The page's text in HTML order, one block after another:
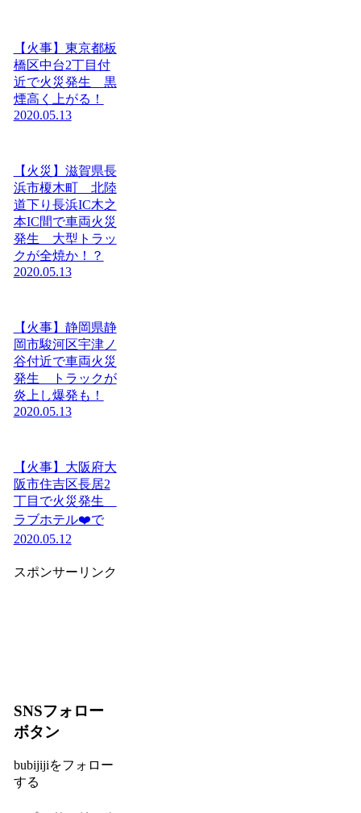
【火事】東京都板
橋区中台2丁目付
近で火災発生 黒
煙高く上がる！
2020.05.13
【火災】滋賀県長
浜市榎木町 北陸
道下り長浜IC木之
本IC間で車両火災
発生 大型トラッ
クが全焼か！？
2020.05.13
【火事】静岡県静
岡市駿河区宇津ノ
谷付近で車両火災
発生 トラックが
炎上し爆発も！
2020.05.13
【火事】大阪府大
阪市住吉区長居2
丁目で火災発生
ラブホテル❤️で
2020.05.12
スポンサーリンク
SNSフォロー
ボタン
bubijijiをフォロー
する